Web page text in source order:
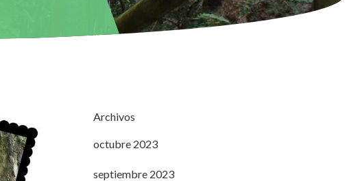
Archivos
octubre 2023
septiembre 2023